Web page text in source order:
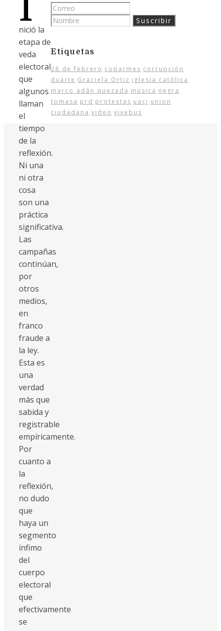
nició la
etapa de
veda
electoral
que
algunos
llaman
el
tiempo
de la
reflexión.
Ni una
ni otra
cosa
son una
práctica
significativa.
Las
campañas
continúan,
por
otros
medios,
en
franco
fraude a
la ley.
Esta es
una
verdad
más que
sabida y
registrable
empíricamente.
Por
cuanto a
la
reflexión,
no dudo
que
haya un
segmento
ínfimo
del
cuerpo
electoral
que
efectivamente
se
Etiquetas
28 de febrero coparmex corrupción
duarte Graciela Ortiz iglesia católica
marco adán quezada música negra
tomasa prd protestas uacj union
ciudadana video vivebus